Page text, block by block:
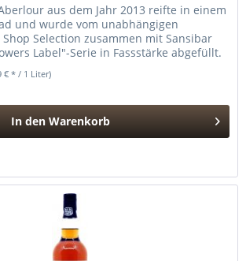
aus dem Jahr 2013 reifte in einem
und wurde vom unabhängigen
Selection zusammen mit Sansibar
Label"-Serie in Fassstärke abgefüllt.
€ * / 1 Liter)
In den Warenkorb